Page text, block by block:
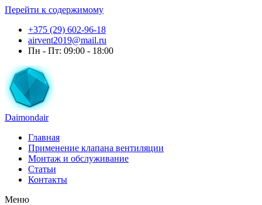
Перейти к содержимому
+375 (29) 602-96-18
airvent2019@mail.ru
Пн - Пт: 09:00 - 18:00
Daimondair
Главная
Применение клапана вентиляции
Монтаж и обслуживание
Статьи
Контакты
Меню